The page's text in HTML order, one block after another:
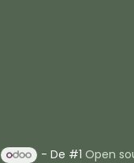
- De #1 Open